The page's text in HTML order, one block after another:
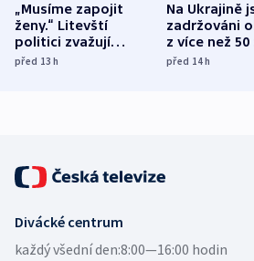
„Musíme zapojit
ženy.“ Litevští
politici zvažují
dohodu o
před 13h
Na Ukrajině
zadržováni
z více než 50
Bojovali na
před 14h
Divácké centrum
každý všední den:8:00—16:00 hodin